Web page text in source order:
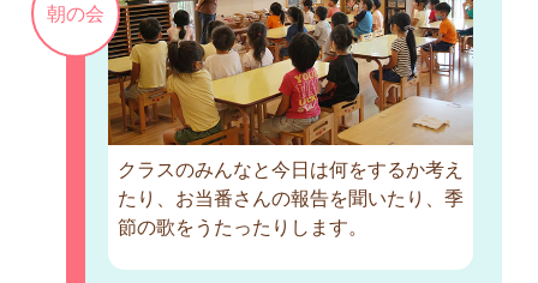
朝の会
クラスのみんなと今日は何をするか考え
たり、お当番さんの報告を聞いたり、季
節の歌をうたったりします。